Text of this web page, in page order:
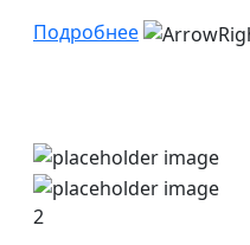
Подробнее
2